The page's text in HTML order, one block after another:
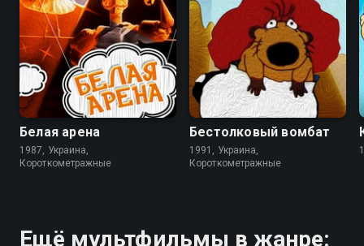
6.2
Белая арена
1987, Украина,
Короткометражные
7.0
Бестолковый вомбат
1991, Украина,
Короткометражные
Ещё мультфильмы в жанре: